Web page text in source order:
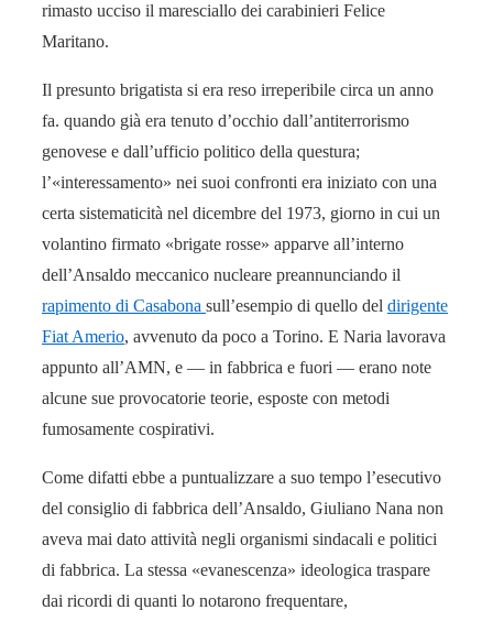
rimasto ucciso il maresciallo dei carabinieri Felice
Maritano.
Il presunto brigatista si era reso irreperibile circa un anno
fa. quando già era tenuto d’occhio dall’antiterrorismo
genovese e dall’ufficio politico della questura;
l’«interessamento» nei suoi confronti era iniziato con una
certa sistematicità nel dicembre del 1973, giorno in cui un
volantino firmato «brigate rosse» apparve all’interno
dell’Ansaldo meccanico nucleare preannunciando il
rapimento di Casabona sull’esempio di quello del dirigente
Fiat Amerio, avvenuto da poco a Torino. E Naria lavorava
appunto all’AMN, e — in fabbrica e fuori — erano note
alcune sue provocatorie teorie, esposte con metodi
fumosamente cospirativi.
Come difatti ebbe a puntualizzare a suo tempo l’esecutivo
del consiglio di fabbrica dell’Ansaldo, Giuliano Nana non
aveva mai dato attività negli organismi sindacali e politici
di fabbrica. La stessa «evanescenza» ideologica traspare
dai ricordi di quanti lo notarono frequentare,